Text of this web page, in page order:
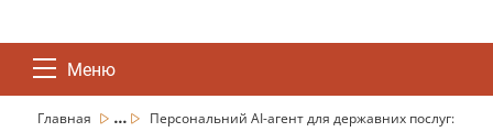
Меню
Главная ...
Персональний AI-агент для державних послуг: